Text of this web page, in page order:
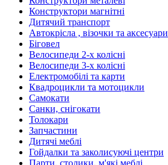
Конструктори магнітні
Дитячий транспорт
Автокрісла , візочки та аксесуари
Біговел
Велосипеди 2-х колісні
Велосипеди 3-х колісні
Електромобілі та карти
Квадроцикли та мотоцикли
Самокати
Санки, снігокати
Толокари
Запчастини
Дитячі меблі
Гойдалки та заколисуючі центри
Парти, столики, м'які меблі